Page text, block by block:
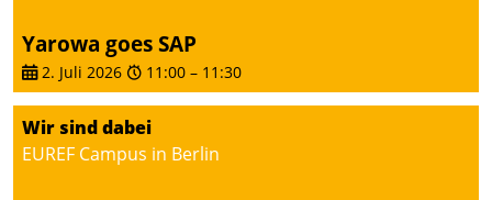
Yarowa goes SAP
2. Juli 2026 11:00 – 11:30
Wir sind dabei
EUREF Campus in Berlin